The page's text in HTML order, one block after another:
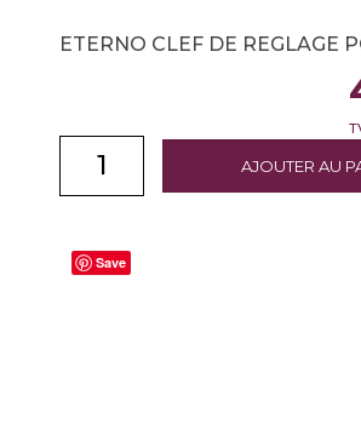
ETERNO CLEF DE REGLAGE
AJOUTER AU
Save